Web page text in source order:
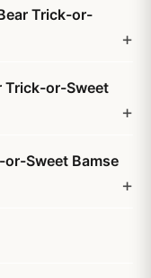
Trick-or-
Trick-or-Sweet
or-Sweet Bamse